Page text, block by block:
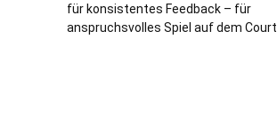
für konsistentes Feedback – für
anspruchsvolles Spiel auf dem Court.